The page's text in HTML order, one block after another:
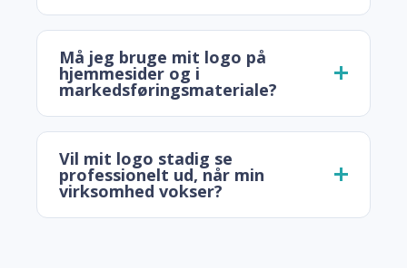
Må jeg bruge mit logo på
hjemmesider og i
markedsføringsmateriale?
Vil mit logo stadig se
professionelt ud, når min
virksomhed vokser?